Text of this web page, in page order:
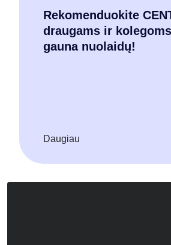
Rekomenduokite
draugams ir
gauna nuolaidų!
Daugiau